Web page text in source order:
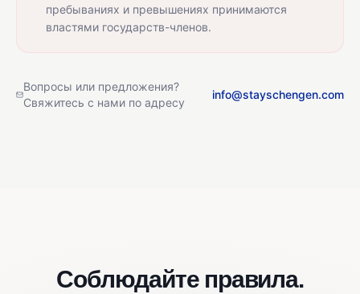
пребываниях и превышениях принимаются
властями государств-членов.
Вопросы или предложения?
Свяжитесь с нами по адресу
info@stayschengen.com
Соблюдайте правила.